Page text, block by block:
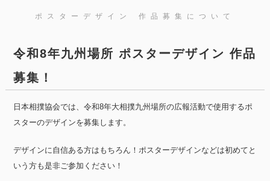
ポスターデザイン 作品募集について
令和8年九州場所 ポスターデザイン 作品
募集！
日本相撲協会では、令和8年大相撲九州場所の広報活動で使用するポ
スターのデザインを募集します。
デザインに自信ある方はもちろん！ポスターデザインなどは初めてと
いう方も是非ご参加ください！